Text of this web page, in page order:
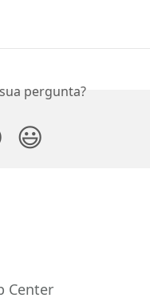
pergunta?
😃